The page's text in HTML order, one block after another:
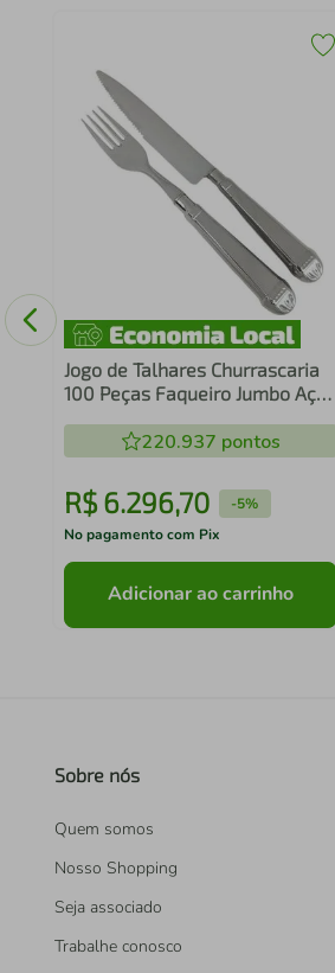
Jogo de Talhares Churrascaria
100 Peças Faqueiro Jumbo Aço
220.937 pontos
R$ 6.296,70 -5%
No pagamento com Pix
Adicionar ao carrinho
Sobre nós
Quem somos
Nosso Shopping
Seja associado
Trabalhe conosco